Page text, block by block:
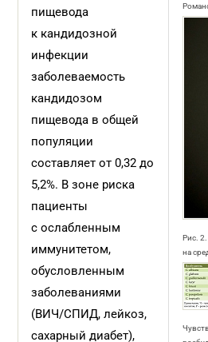
Рис.
на
пищевода
к кандидозной
инфекции
заболеваемость
кандидозом
пищевода в общей
популяции
составляет от 0,32 до
5,2%. В зоне риска
пациенты
с ослабленным
иммунитетом,
обусловленным
заболеваниями
(ВИЧ/СПИД, лейкоз,
сахарный диабет),